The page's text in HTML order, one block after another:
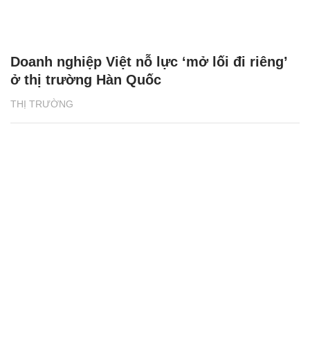
THỊ TRƯỜNG
Doanh nghiệp Việt nỗ lực ‘mở lối đi riêng’
ở thị trường Hàn Quốc